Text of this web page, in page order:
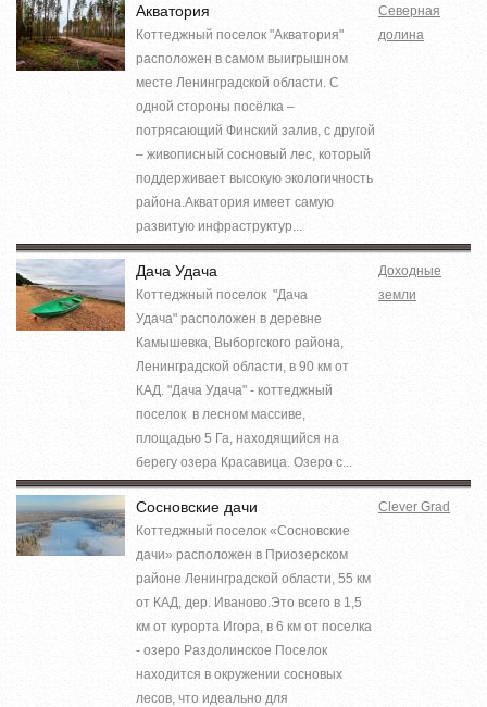
Акватория
Коттеджный поселок "Акватория"
расположен в самом выигрышном
месте Ленинградской области. С
одной стороны посёлка –
потрясающий Финский залив, с другой
– живописный сосновый лес, который
поддерживает высокую экологичность
района.Акватория имеет самую
развитую инфраструктур...
Северная
долина
Дача Удача
Коттеджный поселок "Дача
Удача" расположен в деревне
Камышевка, Выборгского района,
Ленинградской области, в 90 км от
КАД. "Дача Удача" - коттеджный
поселок в лесном массиве,
площадью 5 Га, находящийся на
берегу озера Красавица. Озеро с...
Доходные
земли
Сосновские дачи
Коттеджный поселок «Сосновские
дачи» расположен в Приозерском
районе Ленинградской области, 55 км
от КАД, дер. Иваново.Это всего в 1,5
км от курорта Игора, в 6 км от поселка
- озеро Раздолинское Поселок
находится в окружении сосновых
лесов, что идеально для
Clever Grad